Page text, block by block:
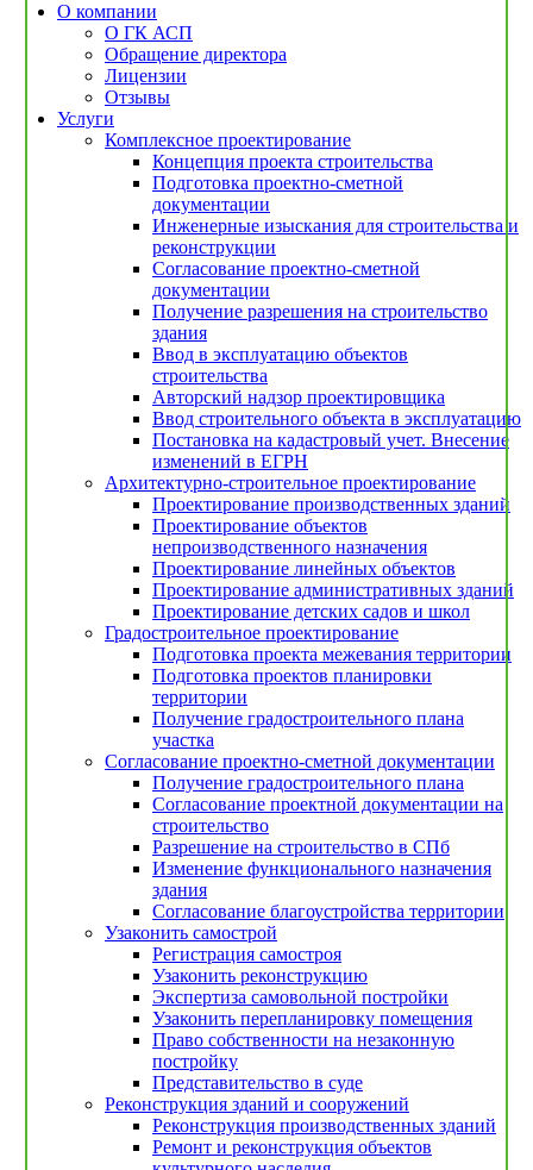
О компании
О ГК АСП
Обращение директора
Лицензии
Отзывы
Услуги
Комплексное проектирование
Концепция проекта строительства
Подготовка проектно-сметной
документации
Инженерные изыскания для строительства и
реконструкции
Согласование проектно-сметной
документации
Получение разрешения на строительство
здания
Ввод в эксплуатацию объектов
строительства
Авторский надзор проектировщика
Ввод строительного объекта в эксплуатацию
Постановка на кадастровый учет. Внесение
изменений в ЕГРН
Архитектурно-строительное проектирование
Проектирование производственных зданий
Проектирование объектов
непроизводственного назначения
Проектирование линейных объектов
Проектирование административных зданий
Проектирование детских садов и школ
Градостроительное проектирование
Подготовка проекта межевания территории
Подготовка проектов планировки
территории
Получение градостроительного плана
участка
Согласование проектно-сметной документации
Получение градостроительного плана
Согласование проектной документации на
строительство
Разрешение на строительство в СПб
Изменение функционального назначения
здания
Согласование благоустройства территории
Узаконить самострой
Регистрация самостроя
Узаконить реконструкцию
Экспертиза самовольной постройки
Узаконить перепланировку помещения
Право собственности на незаконную
постройку
Представительство в суде
Реконструкция зданий и сооружений
Реконструкция производственных зданий
Ремонт и реконструкция объектов